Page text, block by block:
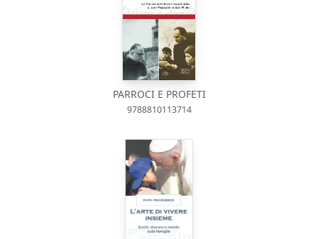
PARROCI E PROFETI
9788810113714